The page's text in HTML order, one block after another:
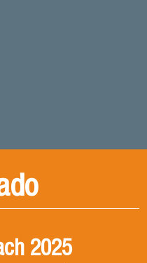
2025
capítulo 2
de Escuela